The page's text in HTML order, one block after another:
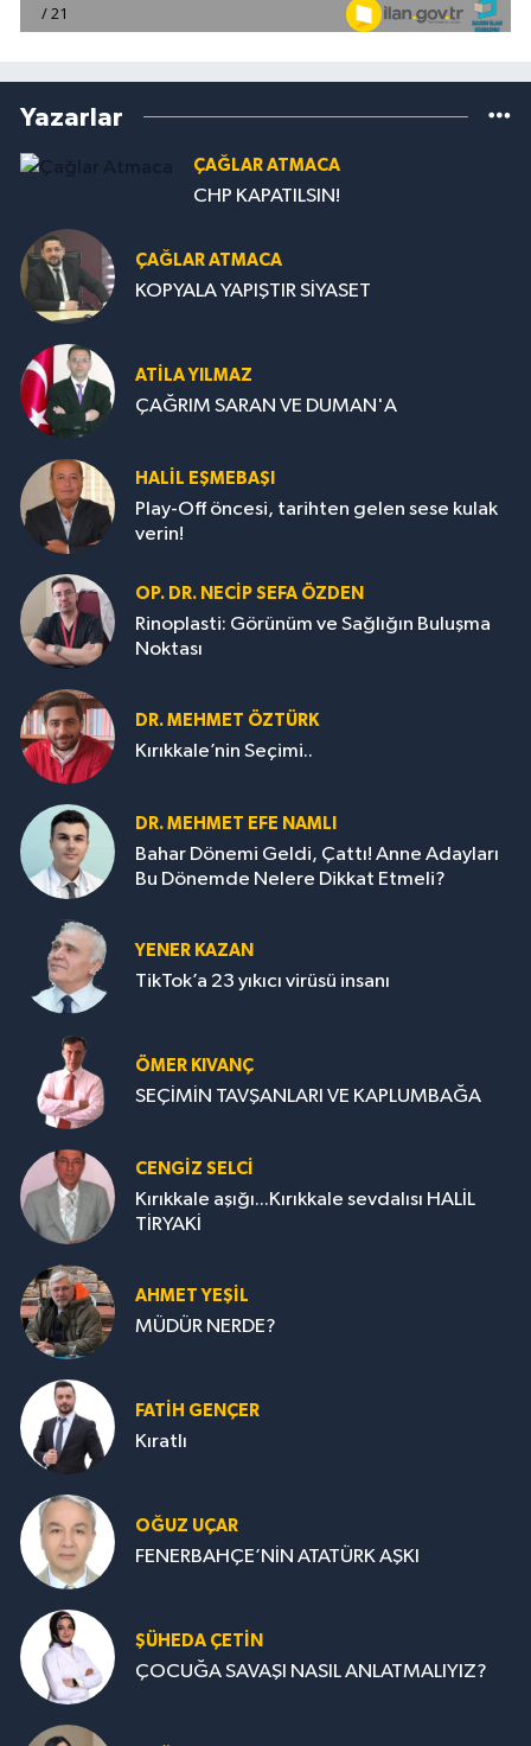
Yazarlar
ÇAĞLAR ATMACA
CHP KAPATILSIN!
ÇAĞLAR ATMACA
KOPYALA YAPIŞTIR SİYASET
ATILA YILMAZ
ÇAĞRIM SARAN VE DUMAN'A
HALIL EŞMEBAŞI
Play-Off öncesi, tarihten gelen sese kulak
verin!
OP. DR. NECIP SEFA ÖZDEN
Rinoplasti: Görünüm ve Sağlığın Buluşma
Noktası
DR. MEHMET ÖZTÜRK
Kırıkkale’nin Seçimi..
DR. MEHMET EFE NAMLI
Bahar Dönemi Geldi, Çattı! Anne Adayları
Bu Dönemde Nelere Dikkat Etmeli?
YENER KAZAN
TikTok’a 23 yıkıcı virüsü insanı
ÖMER KIVANÇ
SEÇİMİN TAVŞANLARI VE KAPLUMBAĞA
CENGİZ SELCİ
Kırıkkale aşığı...Kırıkkale sevdalısı HALİL
TİRYAKİ
AHMET YEŞİL
MÜDÜR NERDE?
FATIH GENÇER
Kıratlı
OĞUZ UÇAR
FENERBAHÇE’NİN ATATÜRK AŞKI
ŞÜHEDA ÇETİN
ÇOCUĞA SAVAŞI NASIL ANLATMALIYIZ?